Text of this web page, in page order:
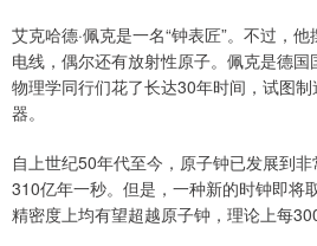
艾克哈德·佩克是一名“钟表匠”。不过，他
电线，偶尔还有放射性原子。佩克是德
物理学同行们花了长达30年时间，试图
器。
自上世纪50年代至今，原子钟已发展到
310亿年一秒。但是，一种新的时钟即
精密度上均有望超越原子钟，理论上每